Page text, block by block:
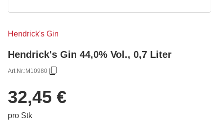
Hendrick's Gin
Hendrick's Gin 44,0% Vol., 0,7 Liter
Art.Nr.:M10980
32,45 €
pro Stk